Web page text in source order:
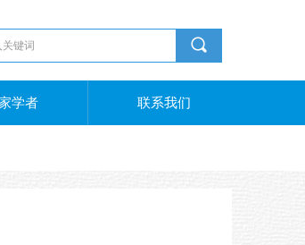
끠
学者 联系我们